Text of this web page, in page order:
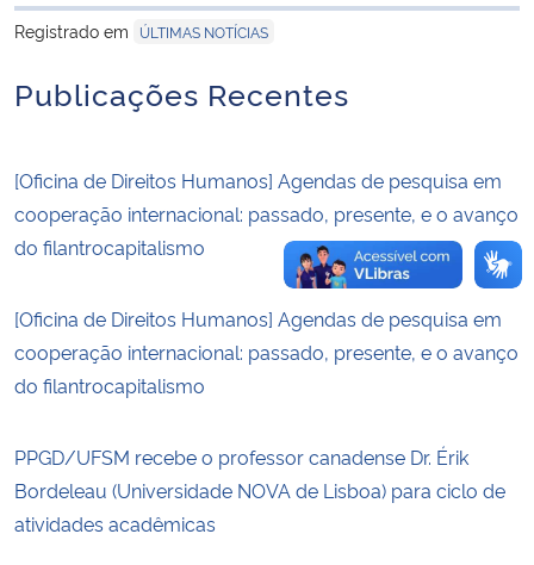
Registrado em
ÚLTIMAS NOTÍCIAS
Publicações Recentes
[Oficina de Direitos Humanos] Agendas de pesquisa em
cooperação internacional: passado, presente, e o avanço
do filantrocapitalismo
[Oficina de Direitos Humanos] Agendas de pesquisa em
cooperação internacional: passado, presente, e o avanço
do filantrocapitalismo
PPGD/UFSM recebe o professor canadense Dr. Érik
Bordeleau (Universidade NOVA de Lisboa) para ciclo de
atividades acadêmicas